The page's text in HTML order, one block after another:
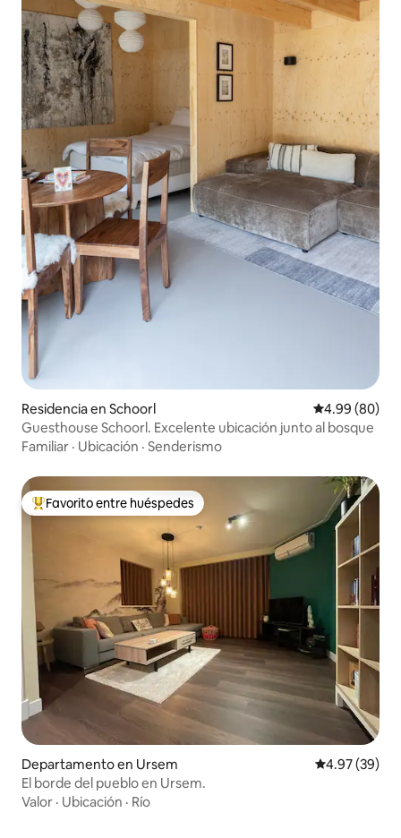
Residencia en Schoorl Calificación
4.99 (80)
Guesthouse Schoorl. Excelente ubicación junto al bosque
Familiar · Ubicación · Senderismo
De los mejores en Favorito entre huéspedes
Favorito entre huéspedes
Departamento en Ursem Calificación
4.97 (39)
El borde del pueblo en Ursem.
Valor · Ubicación · Río